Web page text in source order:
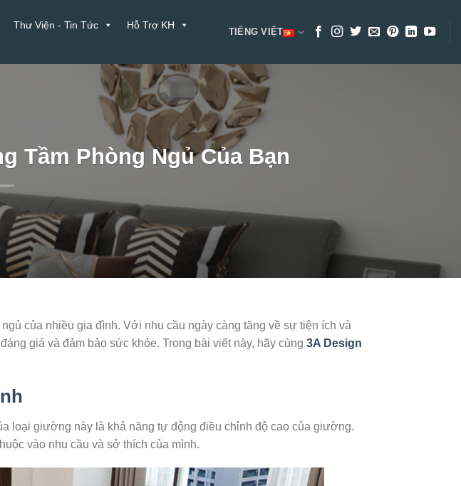
Thư Viện - Tin Tức Hỗ Trợ KH
TIẾNG VIỆT
Tầm Phòng Ngủ Của Bạn
của nhiều gia đình. Với nhu cầu ngày càng tăng về sự tiện ích và
giá và đảm bảo sức khỏe. Trong bài viết này, hãy cùng 3A Design
loại giường này là khả năng tự động điều chỉnh độ cao của giường.
vào nhu cầu và sở thích của mình.